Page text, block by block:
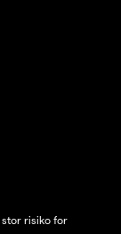
risiko for